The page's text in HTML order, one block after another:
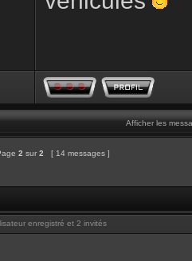
Afficher les
2 sur 2 [ 14 messages ]
enregistré et 2 invités